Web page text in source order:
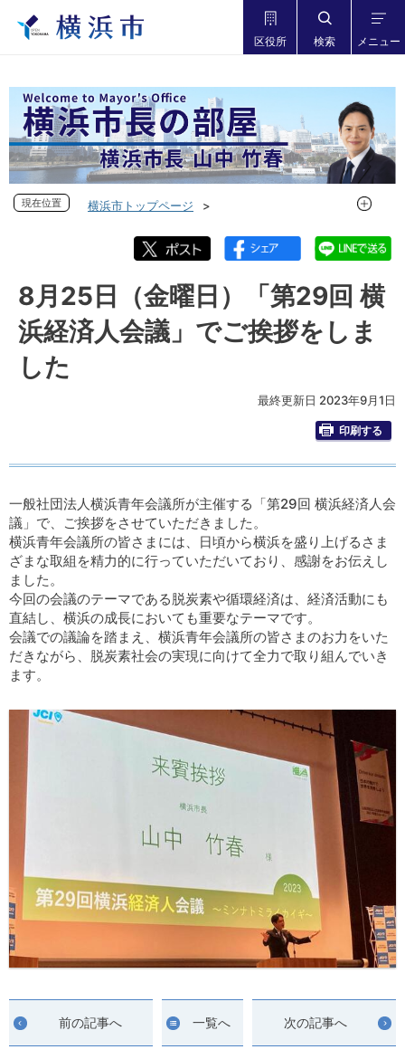
区役所 検索 メニュー
現在位置
横浜市トップページ
フォトダイアリー 2023年度
フォトダイアリー 2023年8月
8月25日（金曜日）「第29回 横浜経済人会議」でご挨拶をし
ました
現在位
8月25日（金曜日）「第29回 横
浜経済人会議」でご挨拶をしま
した
最終更新日 2023年9月1日
印刷する
一般社団法人横浜青年会議所が主催する「第29回 横浜経済人会
議」で、ご挨拶をさせていただきました。
横浜青年会議所の皆さまには、日頃から横浜を盛り上げるさま
ざまな取組を精力的に行っていただいており、感謝をお伝えし
ました。
今回の会議のテーマである脱炭素や循環経済は、経済活動にも
直結し、横浜の成長においても重要なテーマです。
会議での議論を踏まえ、横浜青年会議所の皆さまのお力をいた
だきながら、脱炭素社会の実現に向けて全力で取り組んでいき
ます。
前の記事へ 一覧へ 次の記事へ